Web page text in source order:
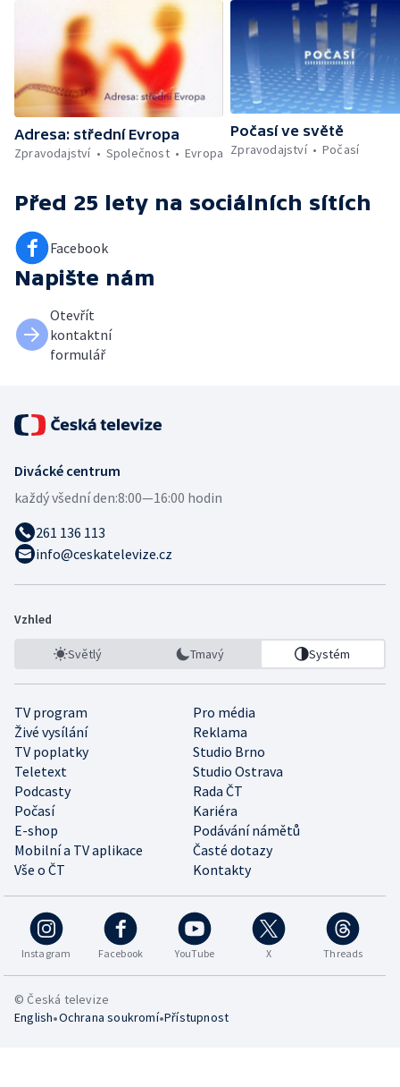
Adresa: střední Evropa
Zpravodajství
Společnost Evropa
Počasí ve světě
Zpravodajství
Počasí
Před 25 lety na sociálních sítích
Facebook
Napište nám
Otevřít
kontaktní
formulář
Divácké centrum
každý všední den:8:00—16:00 hodin
261 136 113
info@ceskatelevize.cz
Vzhled
Světlý Tmavý Systém
TV program
Pro média
Živé vysílání
Reklama
TV poplatky
Studio Brno
Teletext
Studio Ostrava
Podcasty
Rada ČT
Počasí
Kariéra
E-shop
Podávání námětů
Mobilní a TV aplikace
Časté dotazy
Vše o ČT
Kontakty
Instagram Facebook YouTube X Threads
© Česká televize
English•Ochrana soukromí•Přístupnost